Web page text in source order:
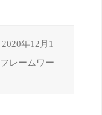
2020年12月1
フレームワー